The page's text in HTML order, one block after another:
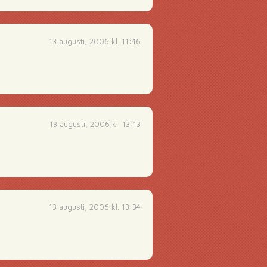
13 augusti, 2006 kl. 11:46
13 augusti, 2006 kl. 13:13
13 augusti, 2006 kl. 13:34